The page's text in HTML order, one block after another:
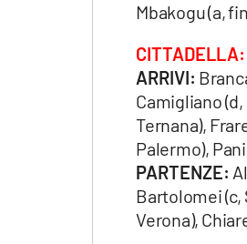
Mbakogu (a,
CITTADELLA:
ARRIVI:
Camigliano (d,
Ternana),
Palermo),
PARTENZE:
Bartolomei (c,
Verona),